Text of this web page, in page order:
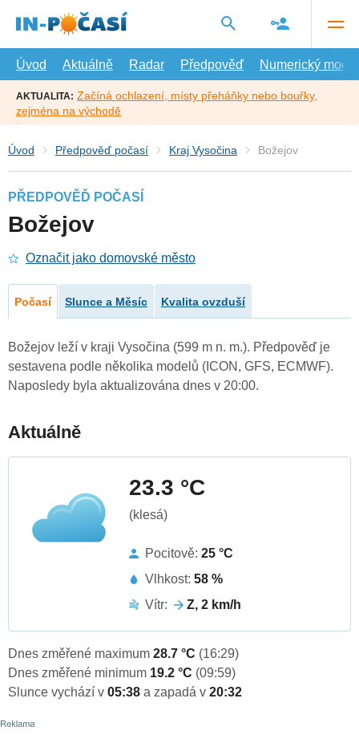
hlavní
Úvod
Aktuálně Radar Předpověď Numerický model
AKTUALITA: Začíná ochlazení, místy přeháňky nebo bouřky,
zejména na východě
Úvod Předpověď počasí Kraj Vysočina Božejov
PŘEDPOVĚĎ POČASÍ
Božejov
Označit jako domovské město
Počasí Slunce a Měsíc Kvalita ovzduší
Božejov leží v kraji Vysočina (599 m n. m.). Předpověď je
sestavena podle několika modelů (ICON, GFS, ECMWF).
Naposledy byla aktualizována dnes v 20:00.
Aktuálně
23.3 °C
(klesá)
Pocitově: 25 °C
Vlhkost: 58 %
Vítr:
Z, 2 km/h
Dnes změřené maximum 28.7 °C (16:29)
Dnes změřené minimum 19.2 °C (09:59)
Slunce vychází v 05:38 a zapadá v 20:32